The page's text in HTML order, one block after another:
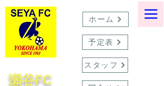
瀬谷FC
ホーム
予定表
スタッフ